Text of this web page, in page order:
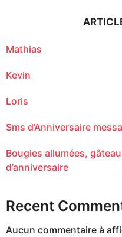
o
:
Mathias
Kevin
Loris
Sms d’Anniversaire
Bougies allumées,
d’anniversaire
Recent
Aucun commentaire à